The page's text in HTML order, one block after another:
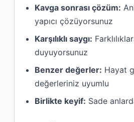
Kavga sonrası çözüm:
yapıcı çözüyorsunuz
Karşılıklı saygı:
duyuyorsunuz
Benzer değerler: Hayat
değerleriniz uyumlu
Birlikte keyif: Sade